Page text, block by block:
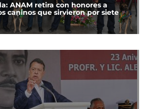
ANAM retira con honores a
caninos que sirvieron por siete